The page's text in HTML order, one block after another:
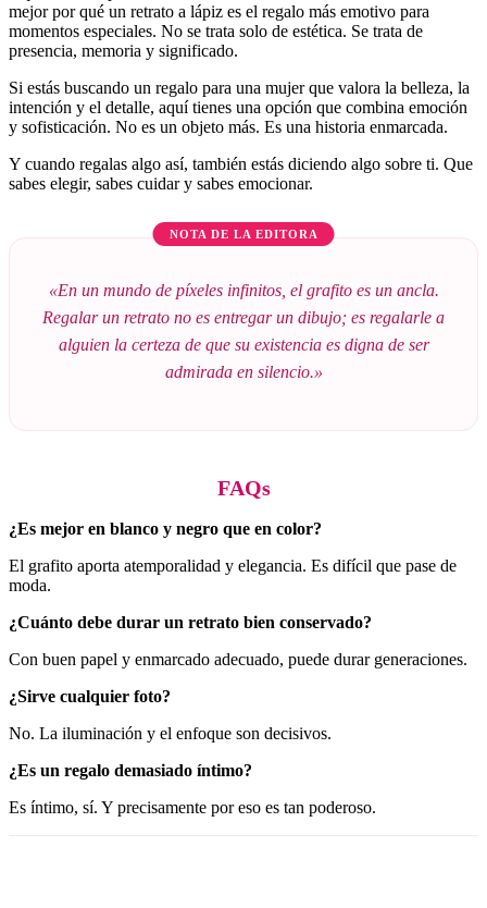
mejor por qué un retrato a lápiz es el regalo más emotivo para
momentos especiales. No se trata solo de estética. Se trata de
presencia, memoria y significado.
Si estás buscando un regalo para una mujer que valora la belleza, la
intención y el detalle, aquí tienes una opción que combina emoción
y sofisticación. No es un objeto más. Es una historia enmarcada.
Y cuando regalas algo así, también estás diciendo algo sobre ti. Que
sabes elegir, sabes cuidar y sabes emocionar.
NOTA DE LA EDITORA
«En un mundo de píxeles infinitos, el grafito es un ancla.
Regalar un retrato no es entregar un dibujo; es regalarle a
alguien la certeza de que su existencia es digna de ser
admirada en silencio.»
FAQs
¿Es mejor en blanco y negro que en color?
El grafito aporta atemporalidad y elegancia. Es difícil que pase de
moda.
¿Cuánto debe durar un retrato bien conservado?
Con buen papel y enmarcado adecuado, puede durar generaciones.
¿Sirve cualquier foto?
No. La iluminación y el enfoque son decisivos.
¿Es un regalo demasiado íntimo?
Es íntimo, sí. Y precisamente por eso es tan poderoso.